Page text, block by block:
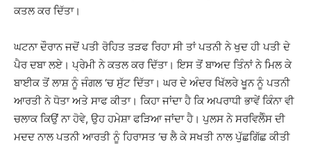
ਕਤਲ ਕਰ ਦਿੱਤਾ।
ਘਟਨਾ ਦੌਰਾਨ ਜਦੋਂ ਪਤੀ ਰੋਹਿਤ ਤੜਫ ਰਿਹਾ ਸੀ ਤਾਂ ਪਤਨੀ ਨੇ ਖੁਦ ਹੀ ਪਤੀ ਦੇ
ਪੈਰ ਦਬਾ ਲਏ। ਪ੍ਰੇਮੀ ਨੇ ਕਤਲ ਕਰ ਦਿੱਤਾ। ਇਸ ਤੋਂ ਬਾਅਦ ਤਿੰਨਾਂ ਨੇ ਮਿਲ ਕੇ
ਬਾਈਕ ਤੋਂ ਲਾਸ਼ ਨੂੰ ਜੰਗਲ ‘ਚ ਸੁੱਟ ਦਿੱਤਾ। ਘਰ ਦੇ ਅੰਦਰ ਖਿੱਲਰੇ ਖੂਨ ਨੂੰ ਪਤਨੀ
ਆਰਤੀ ਨੇ ਧੋਤਾ ਅਤੇ ਸਾਫ ਕੀਤਾ। ਕਿਹਾ ਜਾਂਦਾ ਹੈ ਕਿ ਅਪਰਾਧੀ ਭਾਵੇਂ ਕਿੰਨਾ ਵੀ
ਚਲਾਕ ਕਿਉਂ ਨਾ ਹੋਵੇ, ਉਹ ਹਮੇਸ਼ਾ ਫੜਿਆ ਜਾਂਦਾ ਹੈ। ਪੁਲਸ ਨੇ ਸਰਵਿਲੈੰਸ ਦੀ
ਮਦਦ ਨਾਲ ਪਤਨੀ ਆਰਤੀ ਨੂੰ ਹਿਰਾਸਤ ‘ਚ ਲੈ ਕੇ ਸਖਤੀ ਨਾਲ ਪੁੱਛਗਿੱਛ ਕੀਤੀ